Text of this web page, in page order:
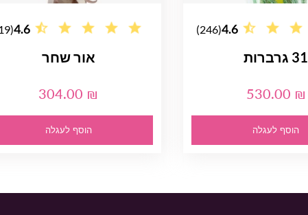
4.6
(246)
31 גרברות
530.00 ₪
הוסף לעגלה
4.6
(119)
אור שחר
304.00 ₪
הוסף לעגלה